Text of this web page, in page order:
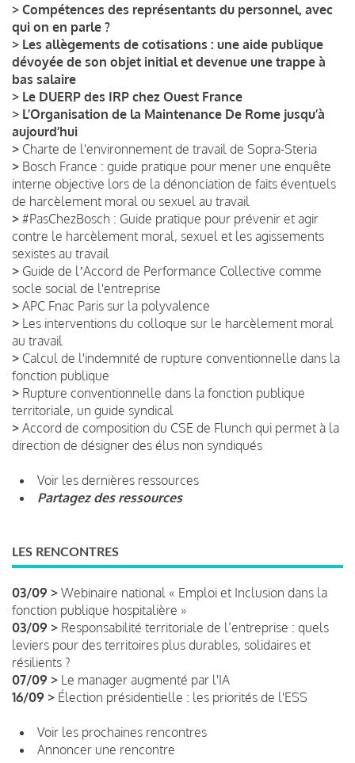
> Compétences des représentants du personnel, avec
qui on en parle ?
> Les allègements de cotisations : une aide publique
dévoyée de son objet initial et devenue une trappe à
bas salaire
> Le DUERP des IRP chez Ouest France
> L’Organisation de la Maintenance De Rome jusqu’à
aujourd’hui
> Charte de l'environnement de travail de Sopra-Steria
> Bosch France : guide pratique pour mener une enquête
interne objective lors de la dénonciation de faits éventuels
de harcèlement moral ou sexuel au travail
> #PasChezBosch : Guide pratique pour prévenir et agir
contre le harcèlement moral, sexuel et les agissements
sexistes au travail
> Guide de lʼAccord de Performance Collective comme
socle social de l'entreprise
> APC Fnac Paris sur la polyvalence
> Les interventions du colloque sur le harcèlement moral
au travail
> Calcul de l'indemnité de rupture conventionnelle dans la
fonction publique
> Rupture conventionnelle dans la fonction publique
territoriale, un guide syndical
> Accord de composition du CSE de Flunch qui permet à la
direction de désigner des élus non syndiqués
Voir les dernières ressources
Partagez des ressources
LES RENCONTRES
03/09 > Webinaire national « Emploi et Inclusion dans la
fonction publique hospitalière »
03/09 > Responsabilité territoriale de l’entreprise : quels
leviers pour des territoires plus durables, solidaires et
résilients ?
07/09 > Le manager augmenté par l'IA
16/09 > Élection présidentielle : les priorités de l'ESS
Voir les prochaines rencontres
Annoncer une rencontre